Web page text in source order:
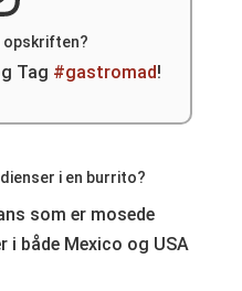
opskriften?
Tag #gastromad!
i en burrito?
som er mosede
både Mexico og USA